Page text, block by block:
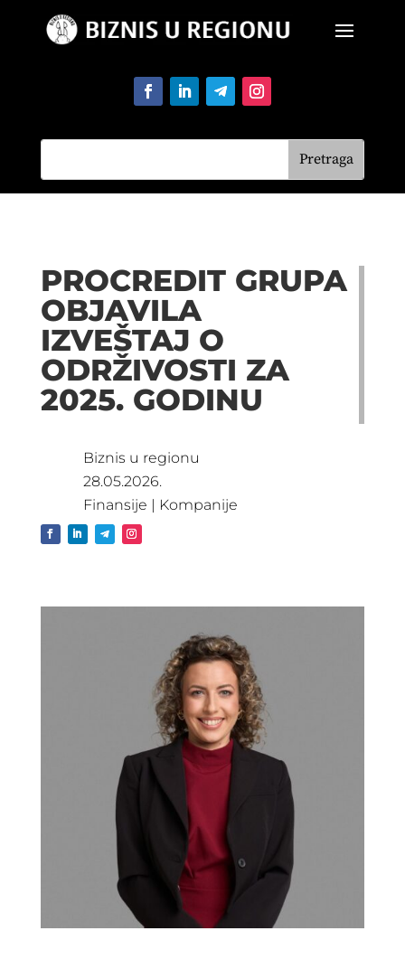
PROCREDIT GRUPA
OBJAVILA
IZVEŠTAJ O
ODRŽIVOSTI ZA
2025. GODINU
Biznis u regionu
28.05.2026.
Finansije | Kompanije